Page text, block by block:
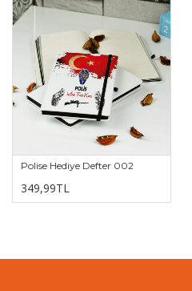
Polise Hediye Defter 002
349,99TL